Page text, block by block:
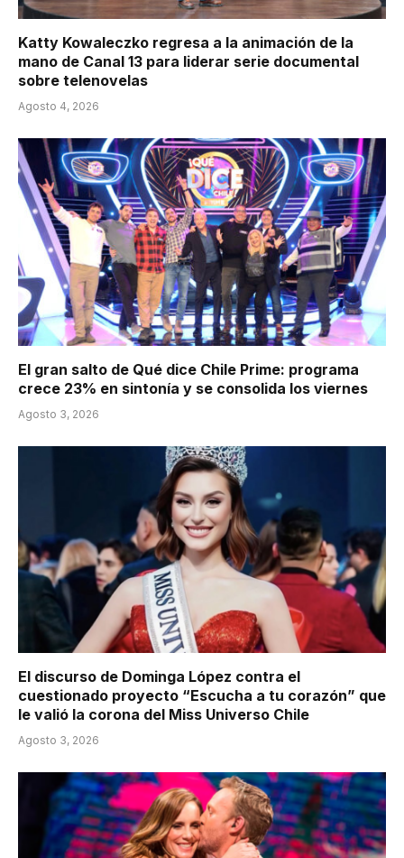
Katty Kowaleczko regresa a la animación de la
mano de Canal 13 para liderar serie documental
sobre telenovelas
Agosto 4, 2026
El gran salto de Qué dice Chile Prime: programa
crece 23% en sintonía y se consolida los viernes
Agosto 3, 2026
El discurso de Dominga López contra el
cuestionado proyecto “Escucha a tu corazón” que
le valió la corona del Miss Universo Chile
Agosto 3, 2026